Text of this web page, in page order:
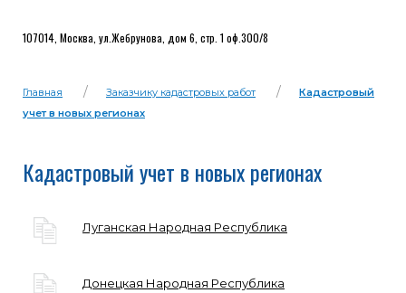
107014, Москва, ул.Жебрунова, дом 6, стр. 1 оф.300/8
Главная Заказчику кадастровых работ
Кадастровый
учет в новых регионах
Кадастровый учет в новых регионах
Луганская Народная Республика
Донецкая Народная Республика